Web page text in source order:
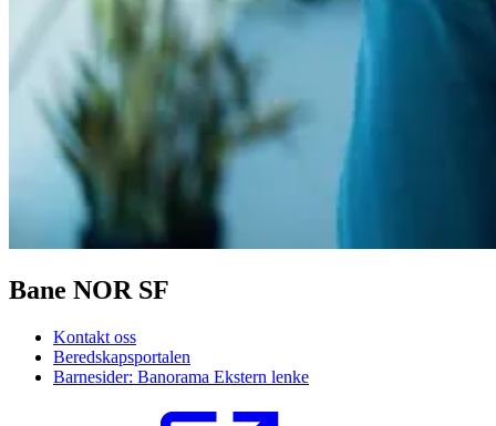
Bane NOR SF
Kontakt oss
Beredskapsportalen
Barnesider: Banorama Ekstern lenke